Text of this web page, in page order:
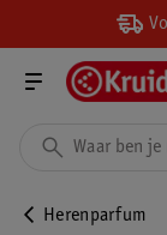
Herenparfum